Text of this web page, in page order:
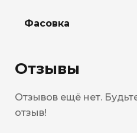
Фасовка
Отзывы
Отзывов ещё нет.
отзыв!